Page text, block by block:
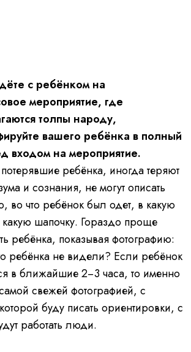
с ребёнком на
мероприятие, где
толпы народу,
вашего ребёнка в полный
входом на мероприятие.
ребёнка, иногда теряют
и сознания, не могут описать
во что ребёнок был одет, в какую
какую шапочку. Гораздо проще
ребёнка, показывая фотографию:
ребёнка не видели? Если ребёнок
в ближайшие 2−3 часа, то именно
свежей фотографией, с
буду писать ориентировки, с
работать люди.